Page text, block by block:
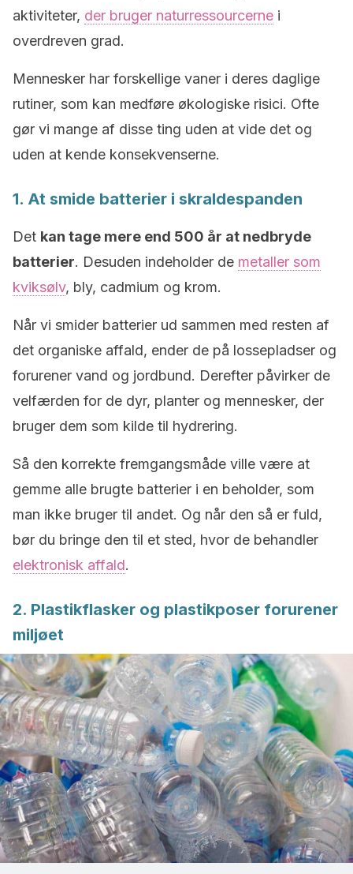
aktiviteter, der bruger naturressourcerne i
overdreven grad.
Mennesker har forskellige vaner i deres daglige
rutiner, som kan medføre økologiske risici. Ofte
gør vi mange af disse ting uden at vide det og
uden at kende konsekvenserne.
1. At smide batterier i skraldespanden
Det kan tage mere end 500 år at nedbryde
batterier. Desuden indeholder de metaller som
kviksølv, bly, cadmium og krom.
Når vi smider batterier ud sammen med resten af
det organiske affald, ender de på lossepladser og
forurener vand og jordbund. Derefter påvirker de
velfærden for de dyr, planter og mennesker, der
bruger dem som kilde til hydrering.
Så den korrekte fremgangsmåde ville være at
gemme alle brugte batterier i en beholder, som
man ikke bruger til andet. Og når den så er fuld,
bør du bringe den til et sted, hvor de behandler
elektronisk affald.
2. Plastikflasker og plastikposer forurener
miljøet